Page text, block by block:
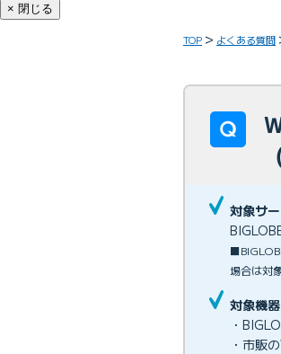
× 閉じる
TOP よくある質問
対象サ
場合は対
対象機器
・
・市販